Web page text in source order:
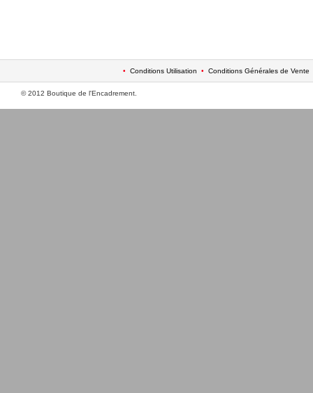
• Conditions Utilisation • Conditions Générales de Vente
© 2012 Boutique de l'Encadrement.